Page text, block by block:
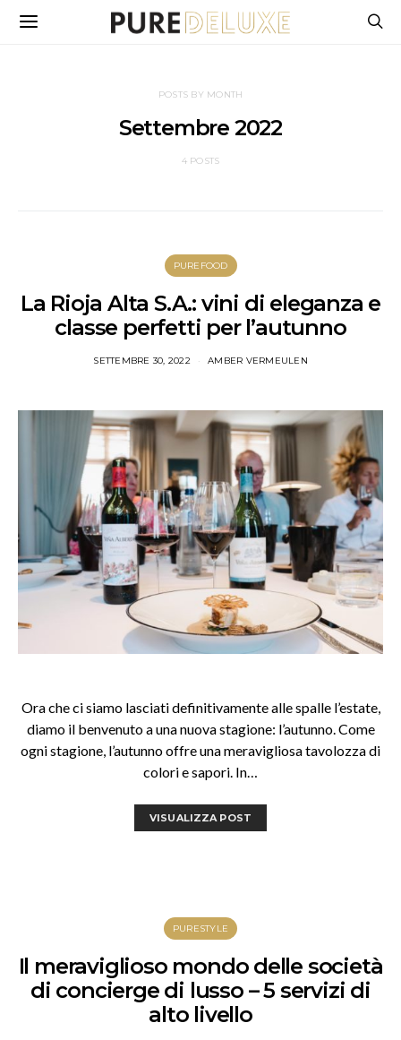
POSTS BY MONTH
Settembre 2022
4 POSTS
PUREFOOD
La Rioja Alta S.A.: vini di eleganza e
classe perfetti per l’autunno
SETTEMBRE 30, 2022 AMBER VERMEULEN
Ora che ci siamo lasciati definitivamente alle spalle l’estate,
diamo il benvenuto a una nuova stagione: l’autunno. Come
ogni stagione, l’autunno offre una meravigliosa tavolozza di
colori e sapori. In…
VISUALIZZA POST
PURESTYLE
Il meraviglioso mondo delle società
di concierge di lusso – 5 servizi di
alto livello